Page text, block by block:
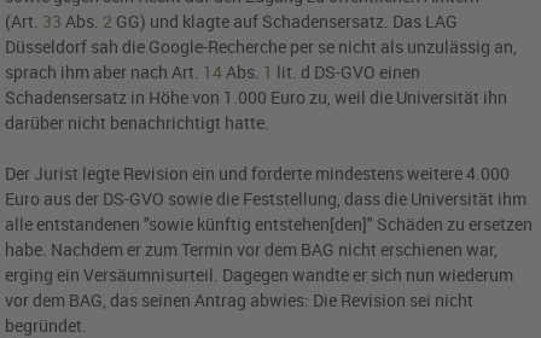
(Art. 33 Abs. 2 GG) und klagte auf Schadensersatz. Das LAG
Düsseldorf sah die Google-Recherche per se nicht als unzulässig an,
sprach ihm aber nach Art. 14 Abs. 1 lit. d DS-GVO einen
Schadensersatz in Höhe von 1.000 Euro zu, weil die Universität ihn
darüber nicht benachrichtigt hatte.
Der Jurist legte Revision ein und forderte mindestens weitere 4.000
Euro aus der DS-GVO sowie die Feststellung, dass die Universität ihm
alle entstandenen "sowie künftig entstehen[den]" Schäden zu ersetzen
habe. Nachdem er zum Termin vor dem BAG nicht erschienen war,
erging ein Versäumnisurteil. Dagegen wandte er sich nun wiederum
vor dem BAG, das seinen Antrag abwies: Die Revision sei nicht
begründet.